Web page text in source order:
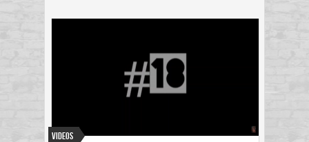
Videos